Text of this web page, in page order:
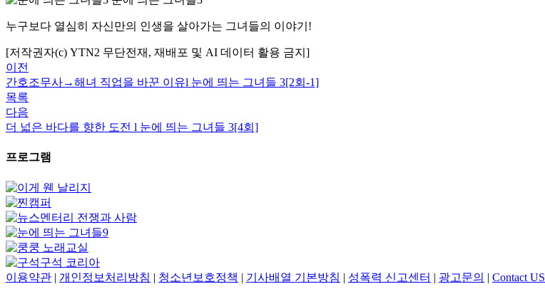
누구보다 열심히 자신만의 인생을 살아가는 그녀들의 이야기!
[저작권자(c) YTN2 무단전재, 재배포 및 AI 데이터 활용 금지]
이전
간호조무사→해녀 직업을 바꾼 이유l 눈에 띄는 그녀들 3[2회-1]
목록
다음
더 넓은 바다를 향한 도전 l 눈에 띄는 그녀들 3[4회]
프로그램
이용약관 | 개인정보처리방침 | 청소년보호정책 | 기사배열 기본방침 | 성폭력 신고센터 | 광고문의 | Contact US